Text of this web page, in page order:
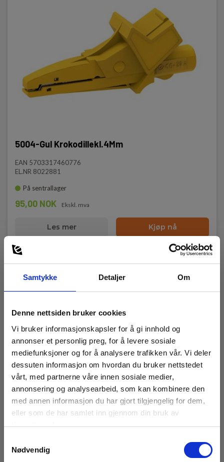
Samtykke Detaljer Om
Denne nettsiden bruker cookies
Vi bruker informasjonskapsler for å gi innhold og
annonser et personlig preg, for å levere sosiale
mediefunksjoner og for å analysere trafikken vår. Vi deler
dessuten informasjon om hvordan du bruker nettstedet
vårt, med partnerne våre innen sosiale medier,
annonsering og analysearbeid, som kan kombinere den
med annen informasjon du har gjort tilgjengelig for dem,
eller som de har samlet inn gjennom din bruk av
tjenestene deres.
Nødvendig
5004-Gul Krokodillekl.4Mm
EAN 5703317460776
EL.NR 8022881
På sentrallager
95,00 NOK Ekskl. mva
Les mer Kjøp nå